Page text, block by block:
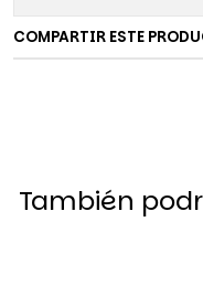
COMPARTIR ESTE
También